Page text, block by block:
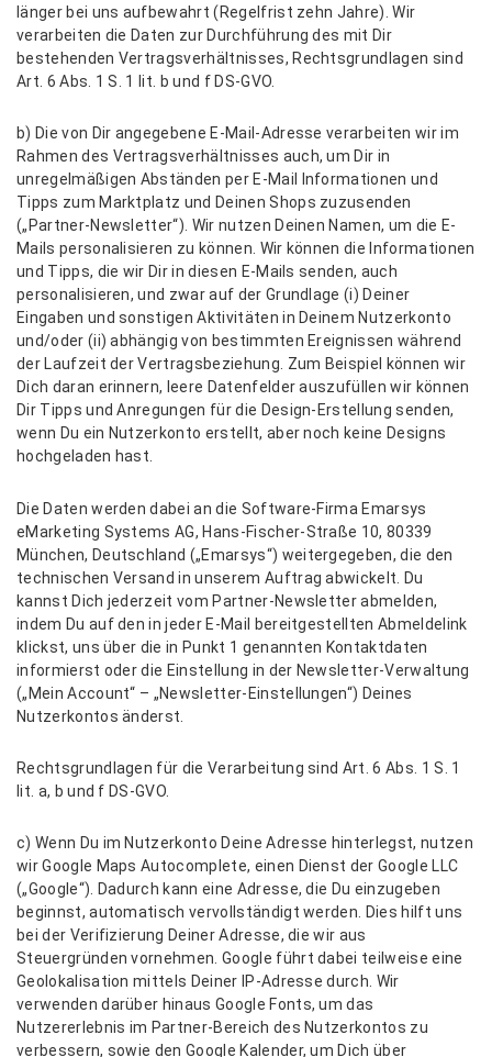
länger bei uns aufbewahrt (Regelfrist zehn Jahre). Wir
verarbeiten die Daten zur Durchführung des mit Dir
bestehenden Vertragsverhältnisses, Rechtsgrundlagen sind
Art. 6 Abs. 1 S. 1 lit. b und f DS-GVO.
b) Die von Dir angegebene E-Mail-Adresse verarbeiten wir im
Rahmen des Vertragsverhältnisses auch, um Dir in
unregelmäßigen Abständen per E-Mail Informationen und
Tipps zum Marktplatz und Deinen Shops zuzusenden
(„Partner-Newsletter“). Wir nutzen Deinen Namen, um die E-
Mails personalisieren zu können. Wir können die Informationen
und Tipps, die wir Dir in diesen E-Mails senden, auch
personalisieren, und zwar auf der Grundlage (i) Deiner
Eingaben und sonstigen Aktivitäten in Deinem Nutzerkonto
und/oder (ii) abhängig von bestimmten Ereignissen während
der Laufzeit der Vertragsbeziehung. Zum Beispiel können wir
Dich daran erinnern, leere Datenfelder auszufüllen wir können
Dir Tipps und Anregungen für die Design-Erstellung senden,
wenn Du ein Nutzerkonto erstellt, aber noch keine Designs
hochgeladen hast.
Die Daten werden dabei an die Software-Firma Emarsys
eMarketing Systems AG, Hans-Fischer-Straße 10, 80339
München, Deutschland („Emarsys“) weitergegeben, die den
technischen Versand in unserem Auftrag abwickelt. Du
kannst Dich jederzeit vom Partner-Newsletter abmelden,
indem Du auf den in jeder E-Mail bereitgestellten Abmeldelink
klickst, uns über die in Punkt 1 genannten Kontaktdaten
informierst oder die Einstellung in der Newsletter-Verwaltung
(„Mein Account“ – „Newsletter-Einstellungen“) Deines
Nutzerkontos änderst.
Rechtsgrundlagen für die Verarbeitung sind Art. 6 Abs. 1 S. 1
lit. a, b und f DS-GVO.
c) Wenn Du im Nutzerkonto Deine Adresse hinterlegst, nutzen
wir Google Maps Autocomplete, einen Dienst der Google LLC
(„Google“). Dadurch kann eine Adresse, die Du einzugeben
beginnst, automatisch vervollständigt werden. Dies hilft uns
bei der Verifizierung Deiner Adresse, die wir aus
Steuergründen vornehmen. Google führt dabei teilweise eine
Geolokalisation mittels Deiner IP-Adresse durch. Wir
verwenden darüber hinaus Google Fonts, um das
Nutzererlebnis im Partner-Bereich des Nutzerkontos zu
verbessern, sowie den Google Kalender, um Dich über